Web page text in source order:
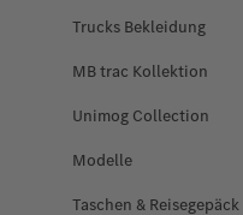
Trucks Bekleidung
MB trac Kollektion
Unimog Collection
Modelle
Taschen & Reisegepäck